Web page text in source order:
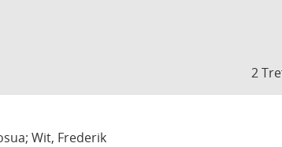
2
Wit, Frederik